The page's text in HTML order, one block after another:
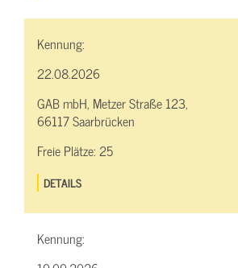
Kennung:
22.08.2026
GAB mbH, Metzer Straße 123,
66117 Saarbrücken
Freie Plätze:25
DETAILS
Kennung: